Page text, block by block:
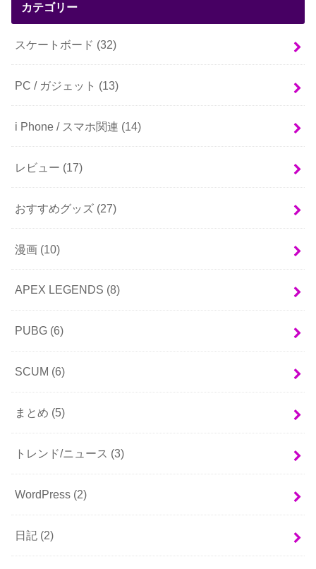
カテゴリー
スケートボード (32)
PC / ガジェット (13)
i Phone / スマホ関連 (14)
レビュー (17)
おすすめグッズ (27)
漫画 (10)
APEX LEGENDS (8)
PUBG (6)
SCUM (6)
まとめ (5)
トレンド/ニュース (3)
WordPress (2)
日記 (2)